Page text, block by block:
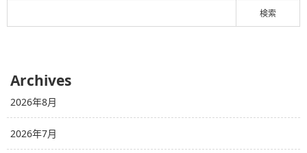
Archives
2026年8月
2026年7月